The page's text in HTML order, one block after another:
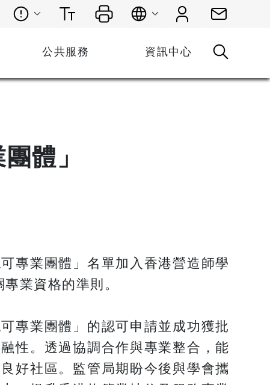
公共服務 資訊中心
體」
專業團體」名單加入香港營造師學
業資格的準則。
專業團體」的認可申請並成功獲批
性。透過協調合作與專業整合，能
好社區。監管局期盼今後與學會攜